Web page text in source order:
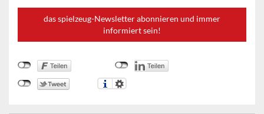
das spielzeug-Newsletter abonnieren und immer
informiert sein!